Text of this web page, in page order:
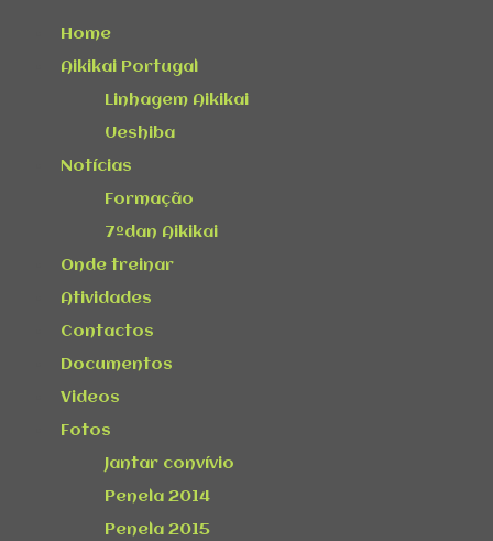
Home
Aikikai Portugal
Linhagem Aikikai
Ueshiba
Notícias
Formação
7ºdan Aikikai
Onde treinar
Atividades
Contactos
Documentos
Videos
Fotos
Jantar convívio
Penela 2014
Penela 2015